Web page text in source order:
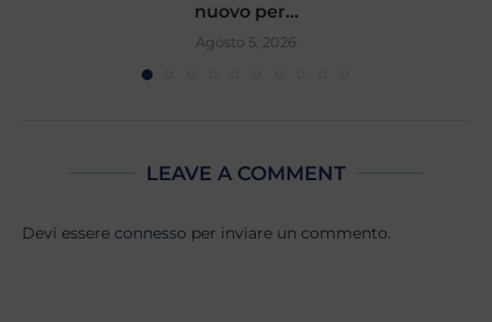
nuovo per...
Agosto 5, 2026
LEAVE A COMMENT
Devi essere connesso per inviare un commento.